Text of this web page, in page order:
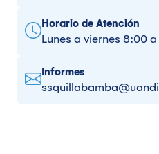
Horario de Atención
Lunes a viernes 8:00
Informes